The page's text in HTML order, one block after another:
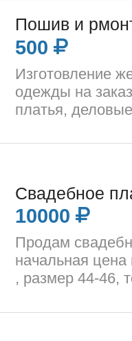
Пошив и
500
Изготовление
одежды на
платья,
Свадебное
10000
Продам
начальная цена
, размер 44-46,